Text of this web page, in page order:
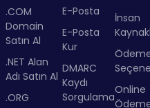
.COM
Domain
Satın Al
.NET Alan
Adı Satın Al
.ORG
E-Posta
E-Posta
Kur
DMARC
Kaydı
Sorgulama
İnsan
Online